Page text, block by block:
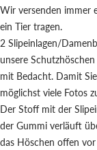
Wir versenden immer
ein Tier tragen.
2 Slipeinlagen/
unsere
mit Bedacht. Damit
möglichst viele Fotos
Der Stoff mit der
der Gummi verläuft
das Höschen offen